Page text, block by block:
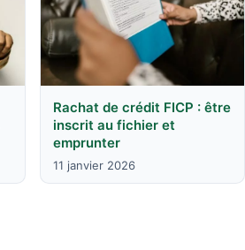
Rachat de crédit FICP : être
inscrit au fichier et
emprunter
11 janvier 2026